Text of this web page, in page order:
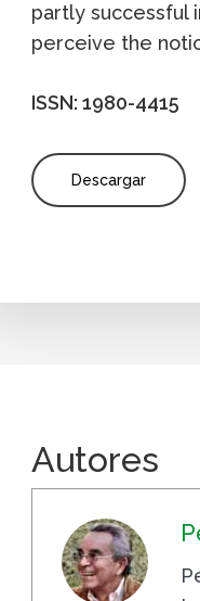
partly successful
perceive the
ISSN: 1980-4415
Descargar
Autores